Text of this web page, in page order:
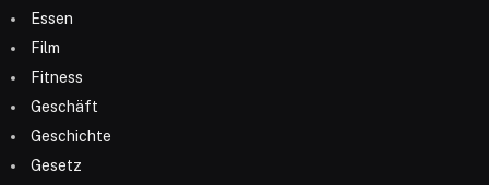
Essen
Film
Fitness
Geschäft
Geschichte
Gesetz